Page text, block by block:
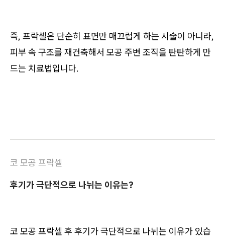
즉, 프락셀은 단순히 표면만 매끄럽게 하는 시술이 아니라,
피부 속 구조를 재건축해서 모공 주변 조직을 탄탄하게 만
드는 치료법입니다.
코 모공 프락셀
후기가 극단적으로 나뉘는 이유는?
코 모공 프락셀 후 후기가 극단적으로 나뉘는 이유가 있습